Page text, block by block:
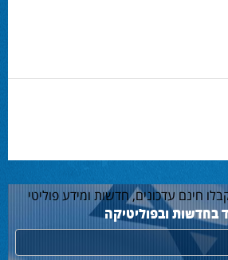
חינם עדכונים, חדשות ומידע פוליטי
בחדשות ובפוליטיקה